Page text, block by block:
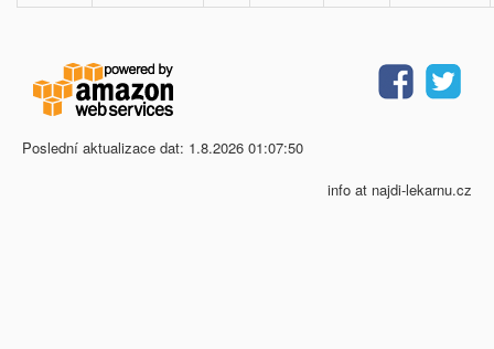
Poslední aktualizace dat: 1.8.2026 01:07:50
info at najdi-lekarnu.cz